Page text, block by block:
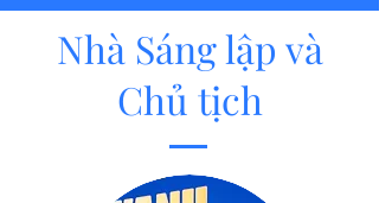
Nhà Sáng lập và
Chủ tịch